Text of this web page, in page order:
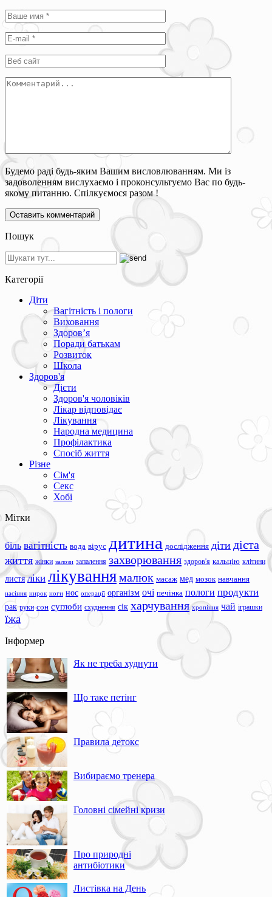
Будемо раді будь-яким Вашим висловлюванням. Ми із
задоволенням вислухаємо і проконсультуємо Вас по будь-
якому питанню. Спілкуємося разом !
Пошук
Категорії
Діти
Вагітність і пологи
Виховання
Здоров’я
Поради батькам
Розвиток
Школа
Здоров'я
Дієти
Здоров'я чоловіків
Лікар відповідає
Лікування
Народна медицина
Профілактика
Спосіб життя
Різне
Сім'я
Секс
Хобі
Мітки
біль вагітність вода вірус дитина дослідження діти дієта
життя жінки залози запалення захворювання здоров'я кальцію клітини
листя ліки лікуваннямалюк масаж мед мозок навчання
насіння нирок ноги нос операції організм очі печінка пологи продукти
рак руки сон суглоби схуднення сік харчування хропіння чай іграшки
їжа
Інформер
Як не треба худнути
Що таке петінг
Правила детокс
Вибираємо тренера
Головні сімейні кризи
Про природні
антибіотики
Листівка на День